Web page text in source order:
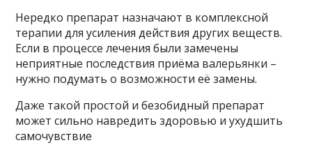
Нередко препарат назначают в комплексной
терапии для усиления действия других веществ.
Если в процессе лечения были замечены
неприятные последствия приёма валерьянки –
нужно подумать о возможности её замены.
Даже такой простой и безобидный препарат
может сильно навредить здоровью и ухудшить
самочувствие